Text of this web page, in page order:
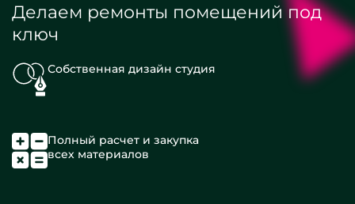
Делаем ремонты помещений под
ключ
Собственная дизайн студия
Полный расчет и закупка
всех материалов